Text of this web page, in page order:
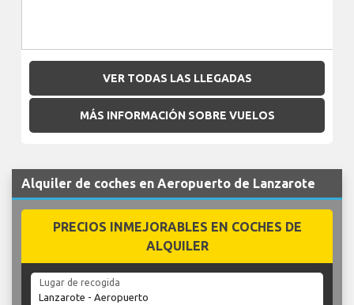
VER TODAS LAS LLEGADAS
MÁS INFORMACIÓN SOBRE VUELOS
Alquiler de coches en Aeropuerto de Lanzarote
PRECIOS INMEJORABLES EN COCHES DE
ALQUILER
Lugar de recogida